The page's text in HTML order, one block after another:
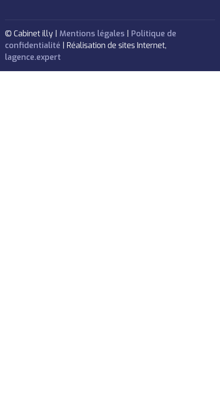
© Cabinet illy | Mentions légales
Politique de
confidentialité | Réalisation de sites Internet,
lagence.expert